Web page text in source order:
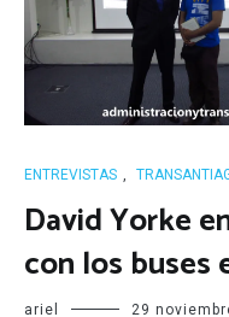
ENTREVISTAS ,
David Yorke
con los buses
ariel 29